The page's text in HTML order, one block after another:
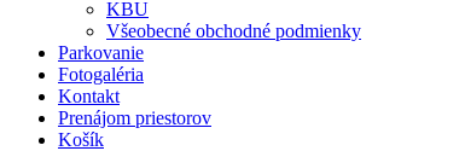
KBU
Všeobecné obchodné podmienky
Parkovanie
Fotogaléria
Kontakt
Prenájom priestorov
Košík